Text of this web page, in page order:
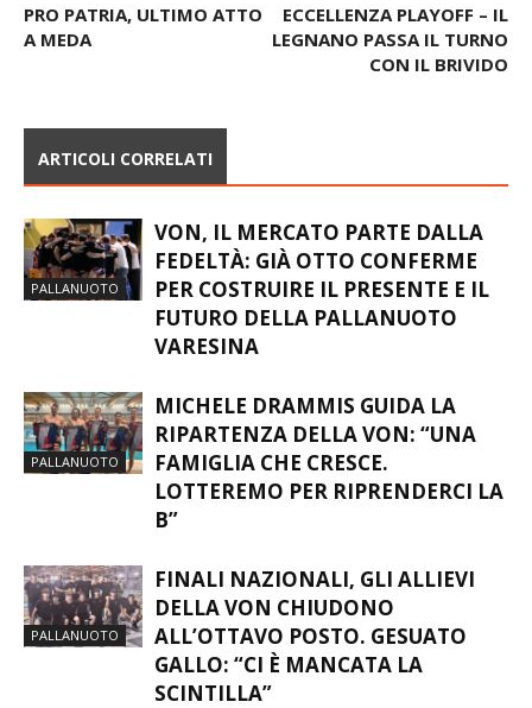
PRO PATRIA, ULTIMO ATTO
A MEDA
ECCELLENZA PLAYOFF – IL
LEGNANO PASSA IL TURNO
CON IL BRIVIDO
ARTICOLI CORRELATI
PALLANUOTO
VON, IL MERCATO PARTE DALLA
FEDELTÀ: GIÀ OTTO CONFERME
PER COSTRUIRE IL PRESENTE E IL
FUTURO DELLA PALLANUOTO
VARESINA
PALLANUOTO
MICHELE DRAMMIS GUIDA LA
RIPARTENZA DELLA VON: “UNA
FAMIGLIA CHE CRESCE.
LOTTEREMO PER RIPRENDERCI LA
B”
PALLANUOTO
FINALI NAZIONALI, GLI ALLIEVI
DELLA VON CHIUDONO
ALL’OTTAVO POSTO. GESUATO
GALLO: “CI È MANCATA LA
SCINTILLA”